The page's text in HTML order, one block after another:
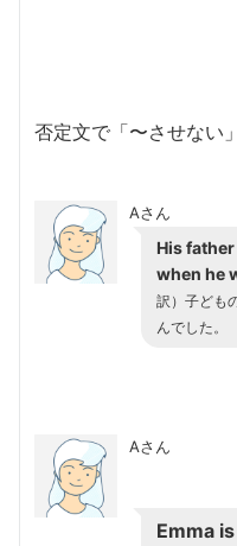
否定文で「〜させない
Aさん
His
when he
訳）子ども
んでした。
Aさん
Emma